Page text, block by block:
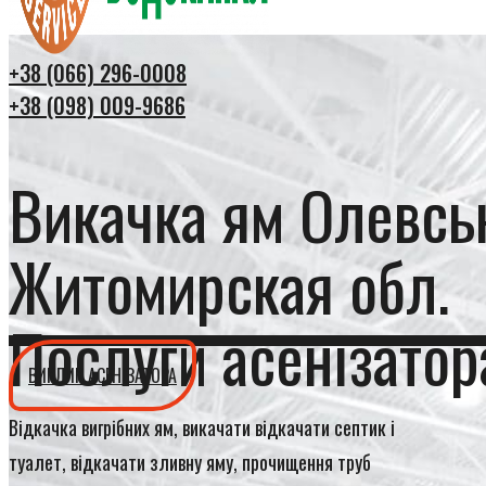
+38 (066) 296-0008
+38 (098) 009-9686
Викачка ям
Житомирская обл.
Послуги
ВИКЛИК АСЕНІЗАТОРА
Відкачка вигрібних ям, викачати відкачати септик і
туалет, відкачати зливну яму, прочищення труб